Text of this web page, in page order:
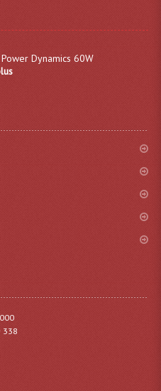
Lecteur MP3
Mixage Intégrée
Sonore
Et Studio
VHF 200MHZ
Dynamics 60W
338